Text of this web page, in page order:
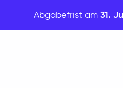
Abgabefrist am 31.